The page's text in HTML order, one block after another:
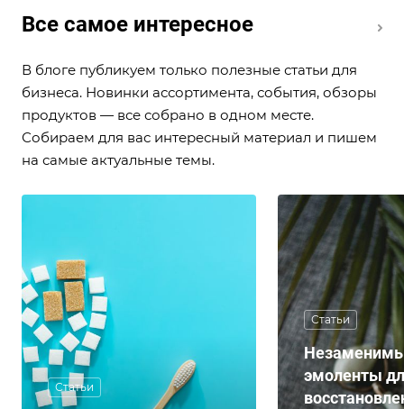
Все самое интересное
В блоге публикуем только полезные статьи для
бизнеса. Новинки ассортимента, события, обзоры
продуктов — все собрано в одном месте.
Собираем для вас интересный материал и пишем
на самые актуальные темы.
Статьи
Статьи
эмоленты